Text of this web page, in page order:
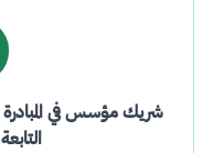
شريك مؤسس في المبادرة